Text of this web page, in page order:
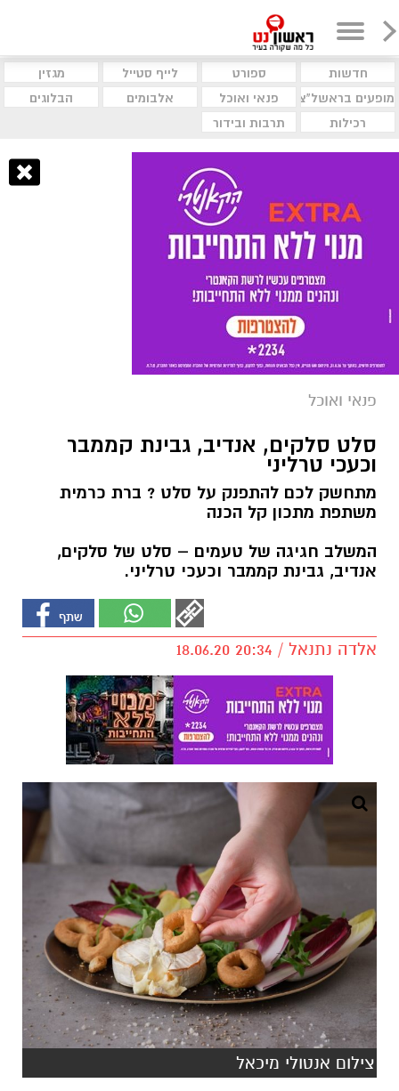
חדשות ספורט לייף סטייל
מגזין
מופעים בראשל"צ
פנאי ואוכל אלבומים
הבלוגים
רכילות
תרבות ובידור
פנאי ואוכל
סלט סלקים, אנדיב, גבינת קממבר
וכעכי טרליני
מתחשק לכם להתפנק על סלט ? ברת כרמית
משתפת מתכון קל הכנה
המשלב חגיגה של טעמים – סלט של סלקים,
אנדיב, גבינת קממבר וכעכי טרליני.
אלדה נתנאל / 20:34 18.06.20
צילום אנטולי מיכאל